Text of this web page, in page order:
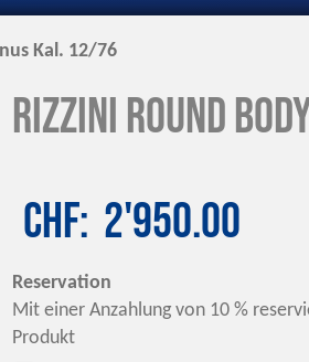
Kal. 12/76
Rizzini Round
CHF 2'950.00
Reservation
Mit einer Anzahlung von 10 %
Produkt